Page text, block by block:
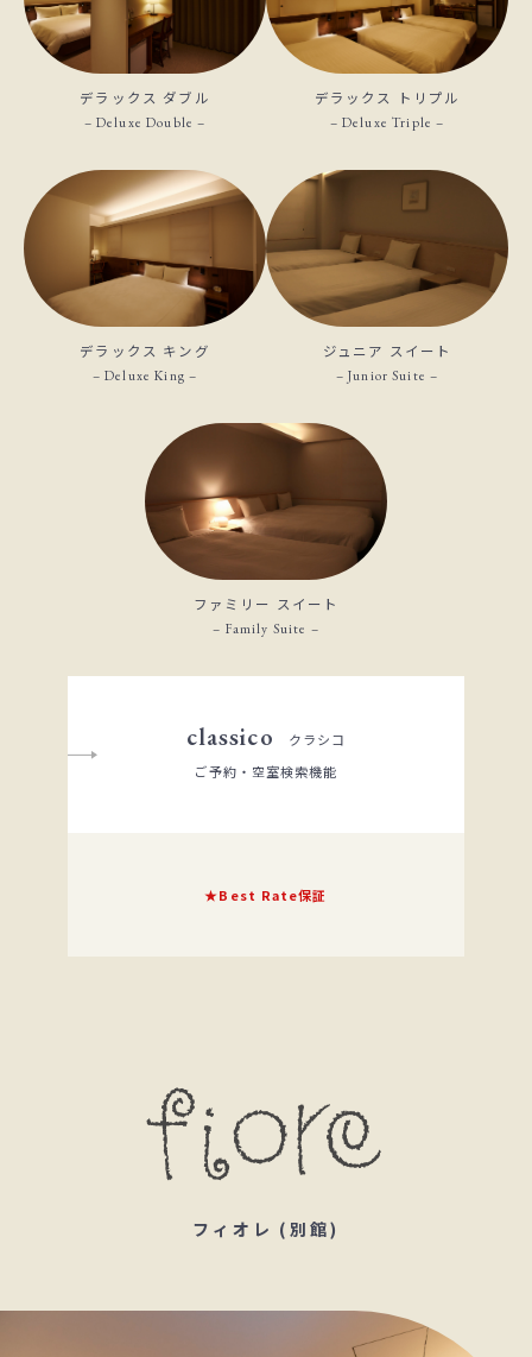
デラックス ダブル
– Deluxe Double –
デラックス トリプル
– Deluxe Triple –
デラックス キング
– Deluxe King –
ジュニア スイート
– Junior Suite –
ファミリー スイート
– Family Suite –
classico
クラシコ
ご予約・空室検索機能
★Best Rate保証
フィオレ (別館)